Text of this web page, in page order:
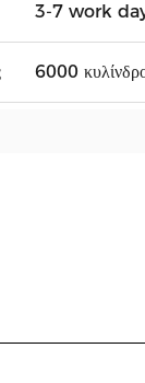
3-7 work
6000